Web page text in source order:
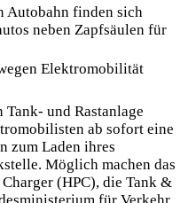
Autobahn finden sich
neben Zapfsäulen für
Elektromobilität
und Rastanlage
ab sofort eine
zum Laden ihres
Möglich machen das
(HPC), die Tank &